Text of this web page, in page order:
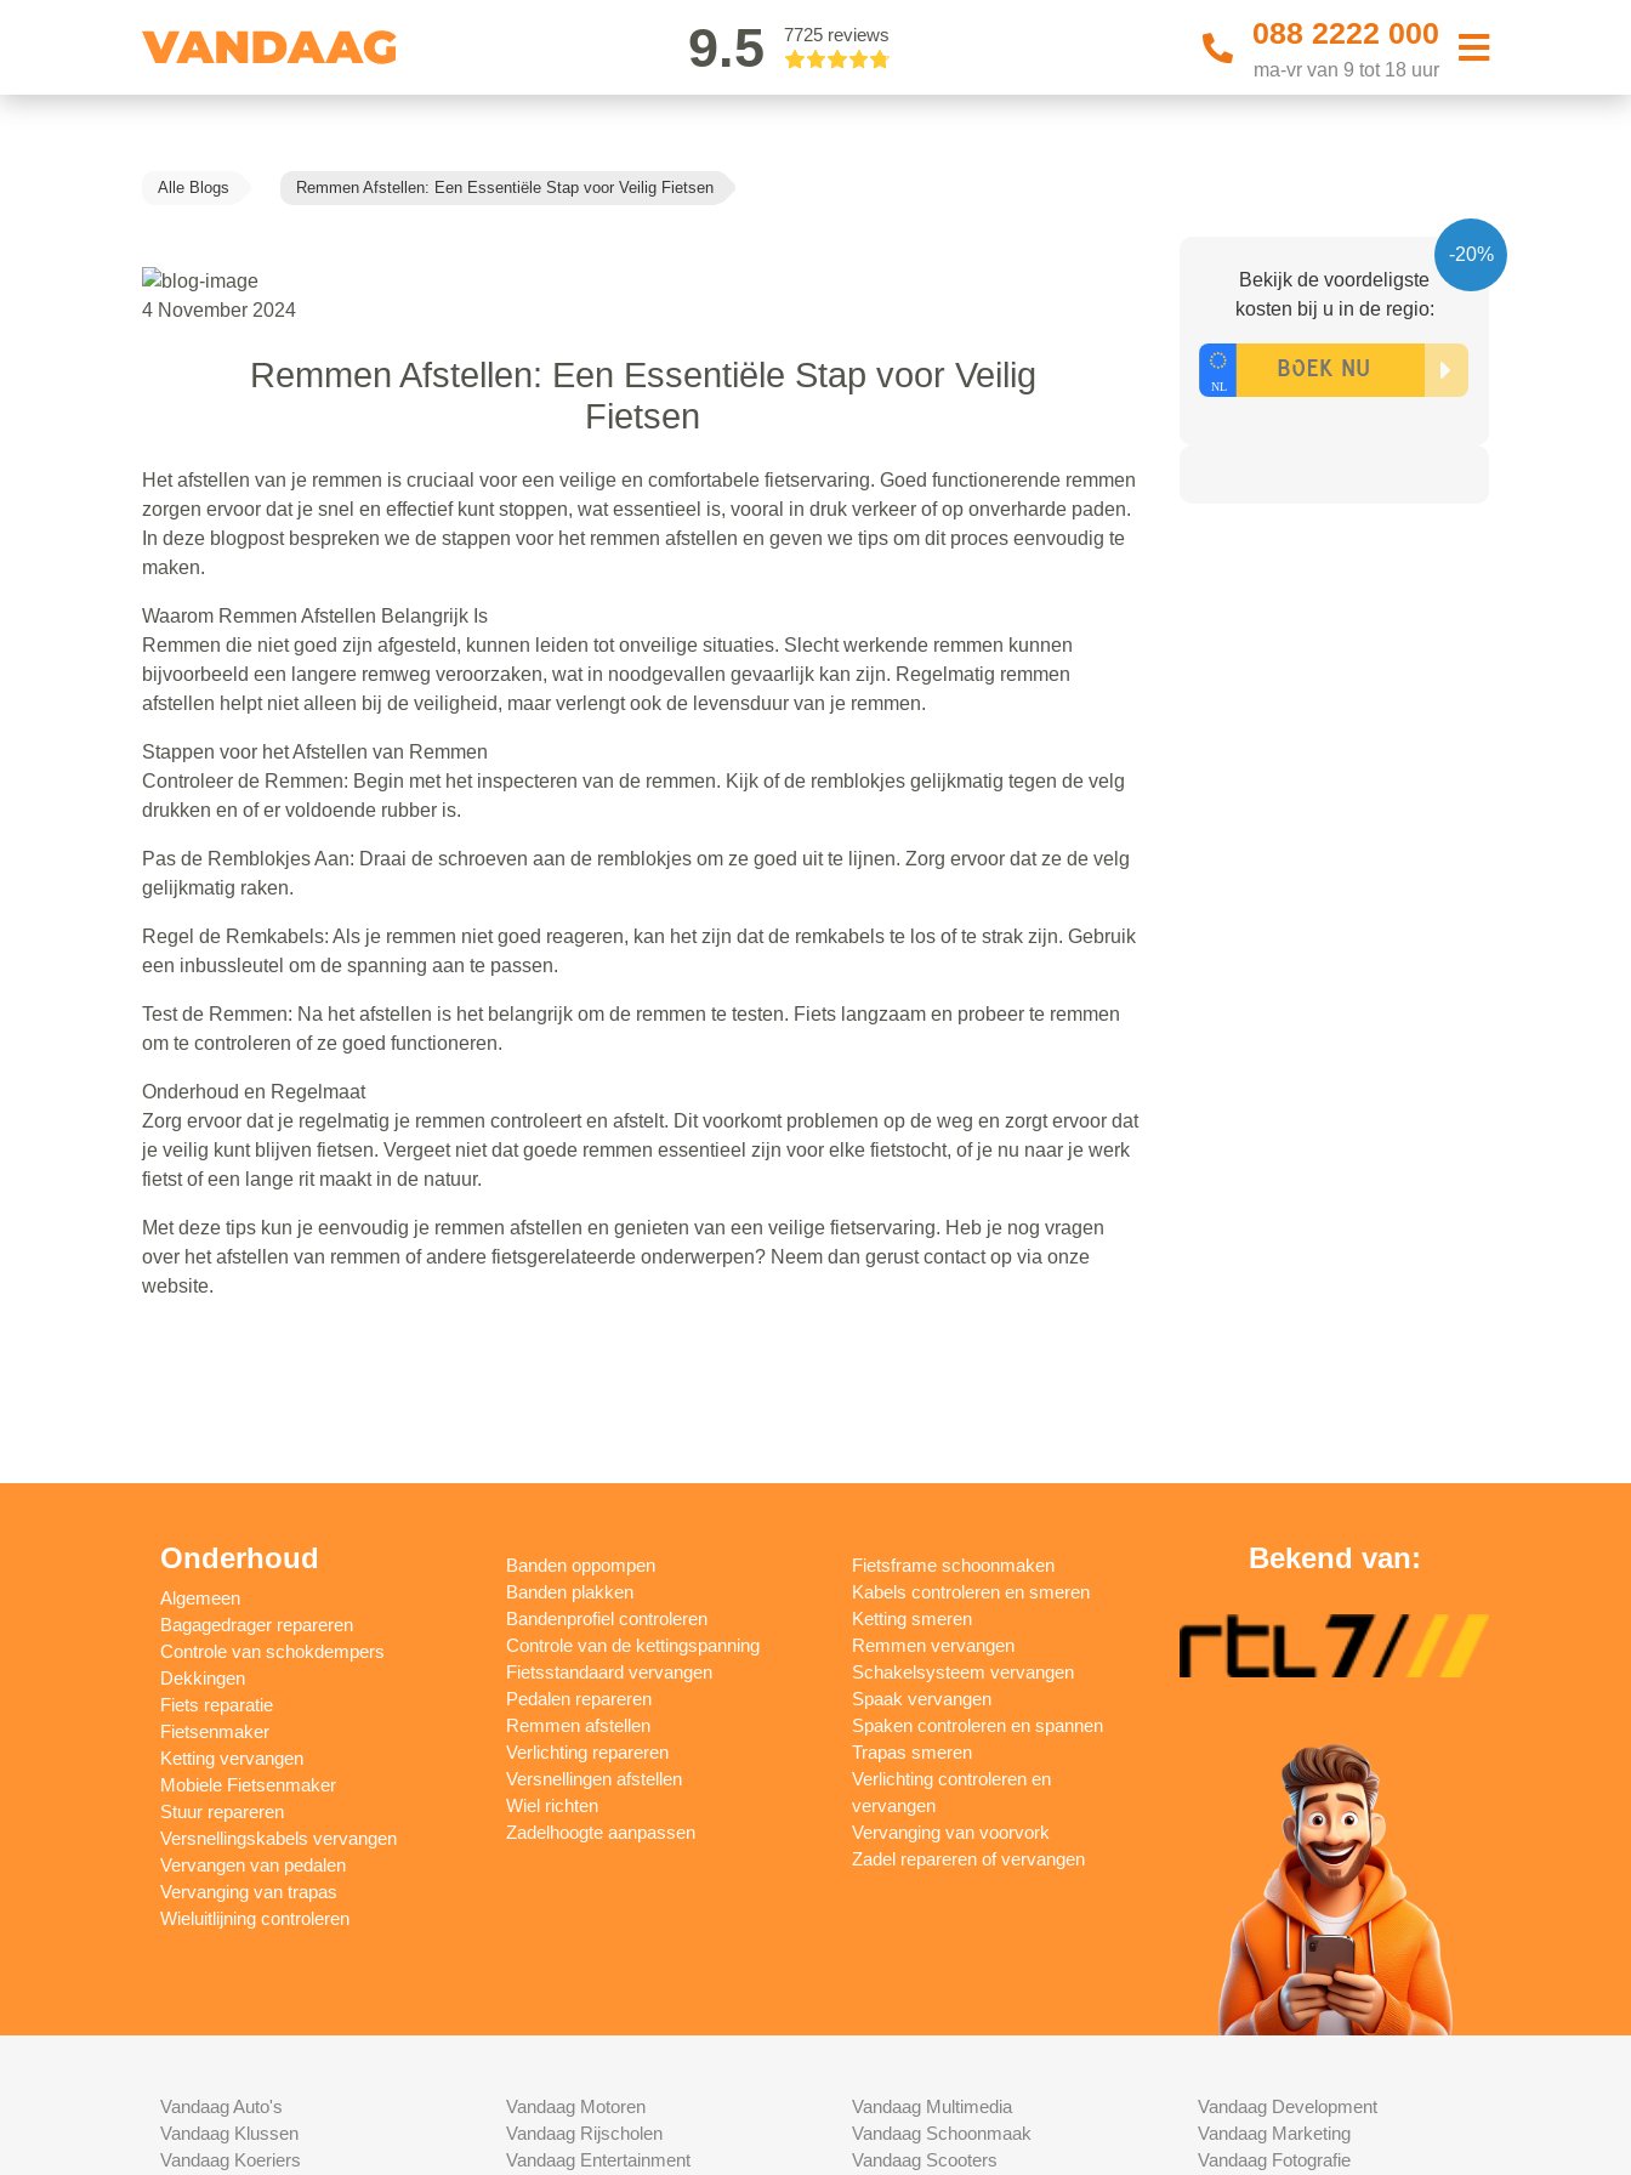
9.5 7725 reviews 088 2222 000
ma-vr van 9 tot 18 uur
Alle Blogs Remmen Afstellen: Een Essentiële Stap voor Veilig Fietsen
4 November 2024
Remmen Afstellen: Een Essentiële Stap voor Veilig
Fietsen
Het afstellen van je remmen is cruciaal voor een veilige en comfortabele fietservaring. Goed functionerende remmen
zorgen ervoor dat je snel en effectief kunt stoppen, wat essentieel is, vooral in druk verkeer of op onverharde paden.
In deze blogpost bespreken we de stappen voor het remmen afstellen en geven we tips om dit proces eenvoudig te
maken.
Waarom Remmen Afstellen Belangrijk Is
Remmen die niet goed zijn afgesteld, kunnen leiden tot onveilige situaties. Slecht werkende remmen kunnen
bijvoorbeeld een langere remweg veroorzaken, wat in noodgevallen gevaarlijk kan zijn. Regelmatig remmen
afstellen helpt niet alleen bij de veiligheid, maar verlengt ook de levensduur van je remmen.
Stappen voor het Afstellen van Remmen
Controleer de Remmen: Begin met het inspecteren van de remmen. Kijk of de remblokjes gelijkmatig tegen de velg
drukken en of er voldoende rubber is.
Pas de Remblokjes Aan: Draai de schroeven aan de remblokjes om ze goed uit te lijnen. Zorg ervoor dat ze de velg
gelijkmatig raken.
Regel de Remkabels: Als je remmen niet goed reageren, kan het zijn dat de remkabels te los of te strak zijn. Gebruik
een inbussleutel om de spanning aan te passen.
Test de Remmen: Na het afstellen is het belangrijk om de remmen te testen. Fiets langzaam en probeer te remmen
om te controleren of ze goed functioneren.
Onderhoud en Regelmaat
Zorg ervoor dat je regelmatig je remmen controleert en afstelt. Dit voorkomt problemen op de weg en zorgt ervoor dat
je veilig kunt blijven fietsen. Vergeet niet dat goede remmen essentieel zijn voor elke fietstocht, of je nu naar je werk
fietst of een lange rit maakt in de natuur.
Met deze tips kun je eenvoudig je remmen afstellen en genieten van een veilige fietservaring. Heb je nog vragen
over het afstellen van remmen of andere fietsgerelateerde onderwerpen? Neem dan gerust contact op via onze
website.
-20%
Bekijk de voordeligste
kosten bij u in de regio:
Onderhoud
Algemeen
Bagagedrager repareren
Controle van schokdempers
Dekkingen
Fiets reparatie
Fietsenmaker
Ketting vervangen
Mobiele Fietsenmaker
Stuur repareren
Versnellingskabels vervangen
Vervangen van pedalen
Vervanging van trapas
Wieluitlijning controleren
Banden oppompen
Banden plakken
Bandenprofiel controleren
Controle van de kettingspanning
Fietsstandaard vervangen
Pedalen repareren
Remmen afstellen
Verlichting repareren
Versnellingen afstellen
Wiel richten
Zadelhoogte aanpassen
Fietsframe schoonmaken
Kabels controleren en smeren
Ketting smeren
Remmen vervangen
Schakelsysteem vervangen
Spaak vervangen
Spaken controleren en spannen
Trapas smeren
Verlichting controleren en
vervangen
Vervanging van voorvork
Zadel repareren of vervangen
Bekend van:
Vandaag Auto's
Vandaag Klussen
Vandaag Koeriers
Vandaag Motoren
Vandaag Rijscholen
Vandaag Entertainment
Vandaag Multimedia
Vandaag Schoonmaak
Vandaag Scooters
Vandaag Development
Vandaag Marketing
Vandaag Fotografie